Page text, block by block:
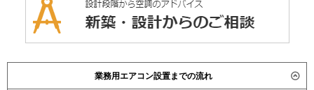
業務用エアコン設置までの流れ